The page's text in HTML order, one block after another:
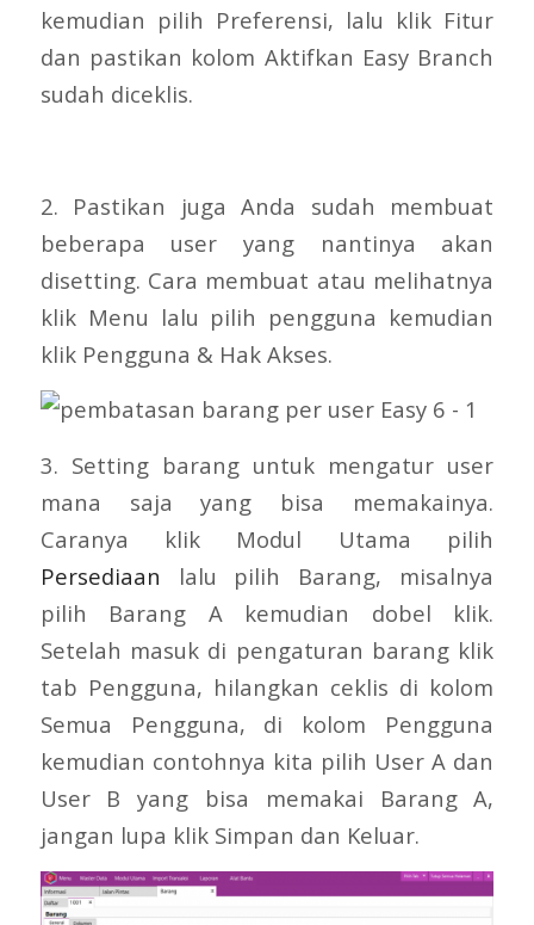
kemudian pilih Preferensi, lalu klik Fitur
dan pastikan kolom Aktifkan Easy Branch
sudah diceklis.
2. Pastikan juga Anda sudah membuat
beberapa user yang nantinya akan
disetting. Cara membuat atau melihatnya
klik Menu lalu pilih pengguna kemudian
klik Pengguna & Hak Akses.
3. Setting barang untuk mengatur user
mana saja yang bisa memakainya.
Caranya klik Modul Utama pilih
Persediaan lalu pilih Barang, misalnya
pilih Barang A kemudian dobel klik.
Setelah masuk di pengaturan barang klik
tab Pengguna, hilangkan ceklis di kolom
Semua Pengguna, di kolom Pengguna
kemudian contohnya kita pilih User A dan
User B yang bisa memakai Barang A,
jangan lupa klik Simpan dan Keluar.